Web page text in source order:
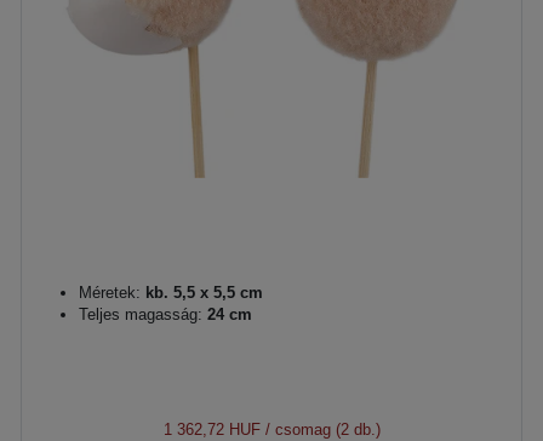
Méretek: kb. 5,5 x 5,5 cm
Teljes magasság: 24 cm
1 362,72 HUF/ csomag (2 db.)